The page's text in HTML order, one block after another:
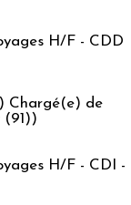
H/F - CDD
Chargé(e) de
(91))
H/F - CDI -